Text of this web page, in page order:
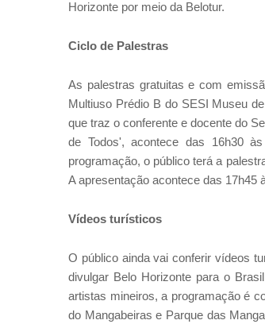
Horizonte por meio da Belotur.
Ciclo de Palestras
As palestras gratuitas e com
Multiuso Prédio B do SESI Museu
que traz o conferente e docente do
de Todos', acontece das 16h30
programação, o público terá a
A apresentação acontece das 17h45
Vídeos turísticos
O público ainda vai conferir vídeos
divulgar Belo Horizonte para o
artistas mineiros, a programação é
do Mangabeiras e Parque das